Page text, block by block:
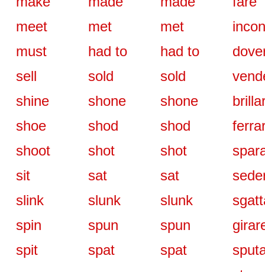
meet
met met
must
had to had to
sell
sold sold
shine
shone shone
shoe
shod shod
shoot
shot shot
sit
sat sat
slink
slunk slunk
spin
spun spun
spit
spat spat